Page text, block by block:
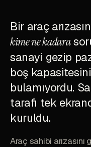
Bir araç
kime ne kadara
sanayi gezip
boş
bulamıyordu.
tarafı tek
kuruldu.
Araç sahibi